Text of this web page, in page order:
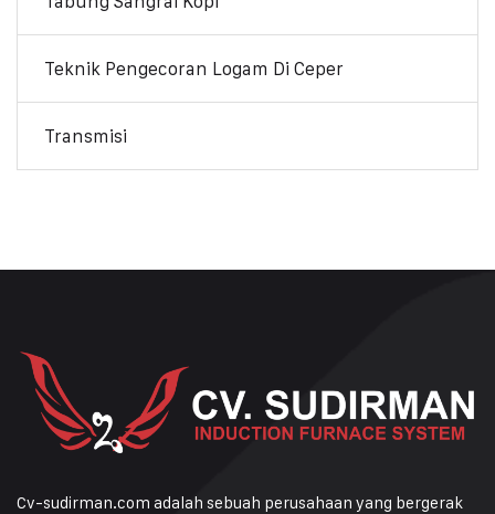
Teknik Pengecoran Logam Di Ceper
Transmisi
Cv-sudirman.com adalah sebuah perusahaan yang bergerak